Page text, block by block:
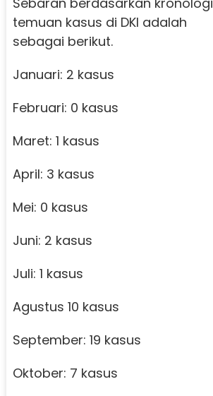
temuan kasus di DKI adalah
sebagai berikut.
Januari: 2 kasus
Februari: 0 kasus
Maret: 1 kasus
April: 3 kasus
Mei: 0 kasus
Juni: 2 kasus
Juli: 1 kasus
Agustus 10 kasus
September: 19 kasus
Oktober: 7 kasus